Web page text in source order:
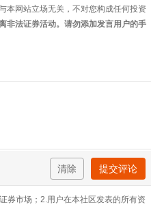
本网站立场无关，不对您构成任何投资
非法证券活动。请勿添加发言用户的手
清除 提交评论
券市场；2.用户在本社区发表的所有资